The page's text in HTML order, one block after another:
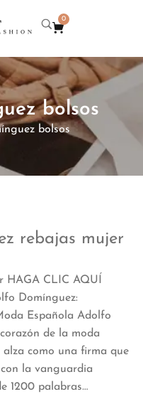
0
bolsos
bolsos
rebajas mujer
HAGA CLIC AQUÍ
Domínguez:
Española Adolfo
de la moda
como una firma que
la vanguardia
1200 palabras…